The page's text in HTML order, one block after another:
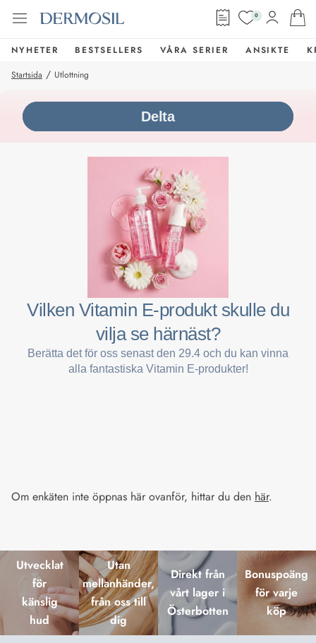
0
NYHETER BESTSELLERS VÅRA SERIER ANSIKTE
Startsida / Utlottning
Om enkäten inte öppnas här ovanför, hittar du den här.
Utvecklat
för
känslig
hud
Utan
mellanhänder,
från oss till
dig
Direkt från
vårt lager i
Österbotten
Bonuspoäng
för varje
köp